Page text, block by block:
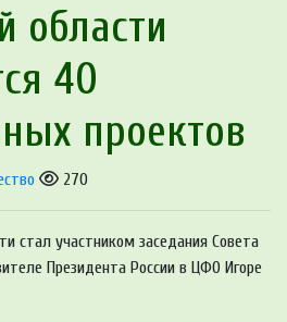
области
40
проектов
270
стал участником заседания Совета
Президента России в ЦФО Игоре